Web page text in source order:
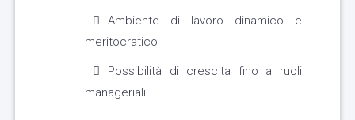
Ambiente di lavoro dinamico e
meritocratico
Possibilità di crescita fino a ruoli
manageriali